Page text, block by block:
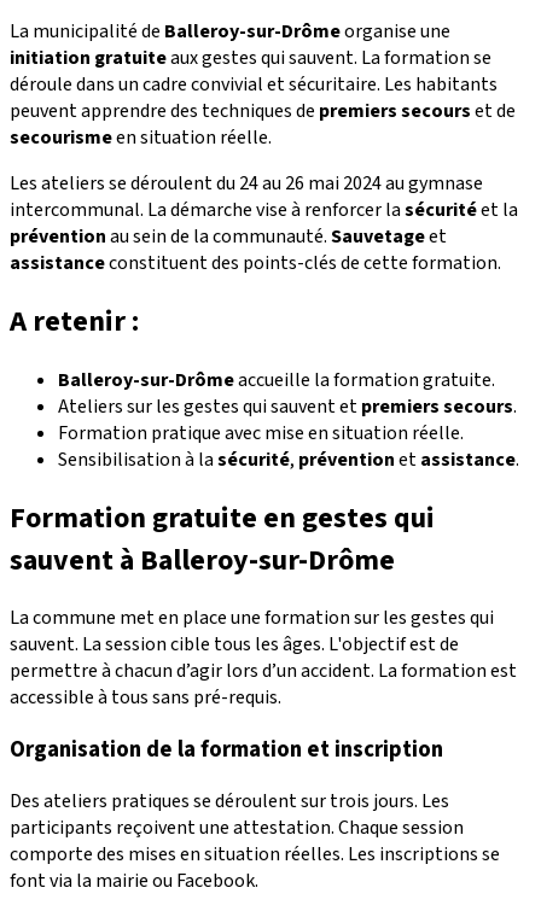
La municipalité de Balleroy-sur-Drômeorganise une
initiation gratuiteaux gestes qui sauvent. La formation se
déroule dans un cadre convivial et sécuritaire. Les habitants
peuvent apprendre des techniques de premiers secourset de
secourismeen situation réelle.
Les ateliers se déroulent du 24 au 26 mai 2024 au gymnase
intercommunal. La démarche vise à renforcer lasécuritéet la
préventionau sein de la communauté.Sauvetageet
assistanceconstituent des points-clés de cette formation.
A retenir :
Balleroy-sur-Drômeaccueille la formation gratuite.
Ateliers sur les gestes qui sauvent etpremiers secours.
Formation pratique avec mise en situation réelle.
Sensibilisation à lasécurité, préventionetassistance.
Formation gratuite en gestes qui
sauvent à Balleroy-sur-Drôme
La commune met en place une formation sur les gestes qui
sauvent. La session cible tous les âges. L'objectif est de
permettre à chacun d’agir lors d’un accident. La formation est
accessible à tous sans pré-requis.
Organisation de la formation et inscription
Des ateliers pratiques se déroulent sur trois jours. Les
participants reçoivent une attestation. Chaque session
comporte des mises en situation réelles. Les inscriptions se
font via la mairie ou Facebook.